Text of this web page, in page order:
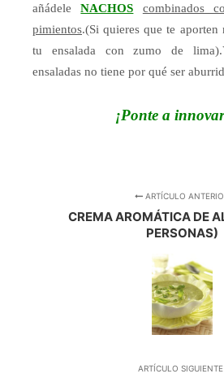
añádeleNACHOS
combinados
pimientos.(Si quieres que te
tu ensalada con zumo de lima).
ensaladas no tiene por qué ser
¡Ponte a
ARTÍCULO
CREMA AROMÁTICA DE
PERSONAS)
ARTÍCULO SIGUIENTE